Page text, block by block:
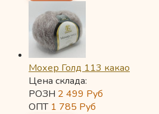
Мохер Голд 113 какао
Цена склада:
РОЗН 2 499 Руб
ОПТ 1 785 Руб